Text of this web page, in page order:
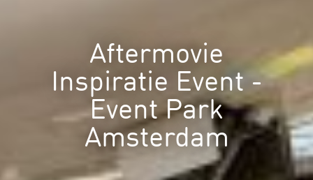
Aftermovie
Inspiratie Event -
Event Park
Amsterdam